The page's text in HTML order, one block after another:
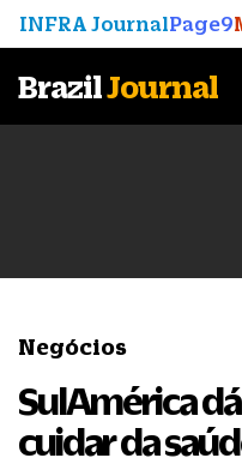
INFRA JournalPage9
BrazilJournal
Negócios
SulAmérica
cuidar da